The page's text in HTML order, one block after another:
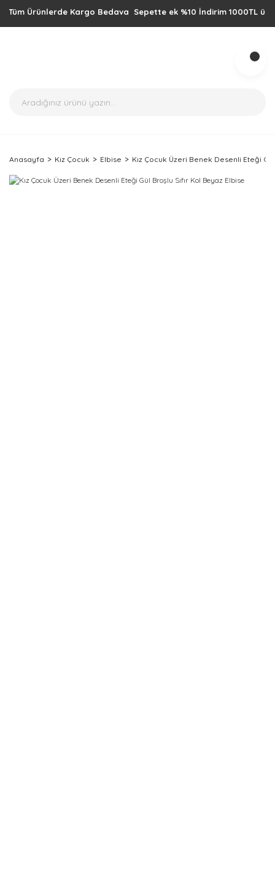
Ürünlerde Kargo Bedava Sepette ek %10 İndirim 1000TL üzeri
Anasayfa Kız Çocuk Elbise Kız Çocuk Üzeri Benek Desenli Eteği